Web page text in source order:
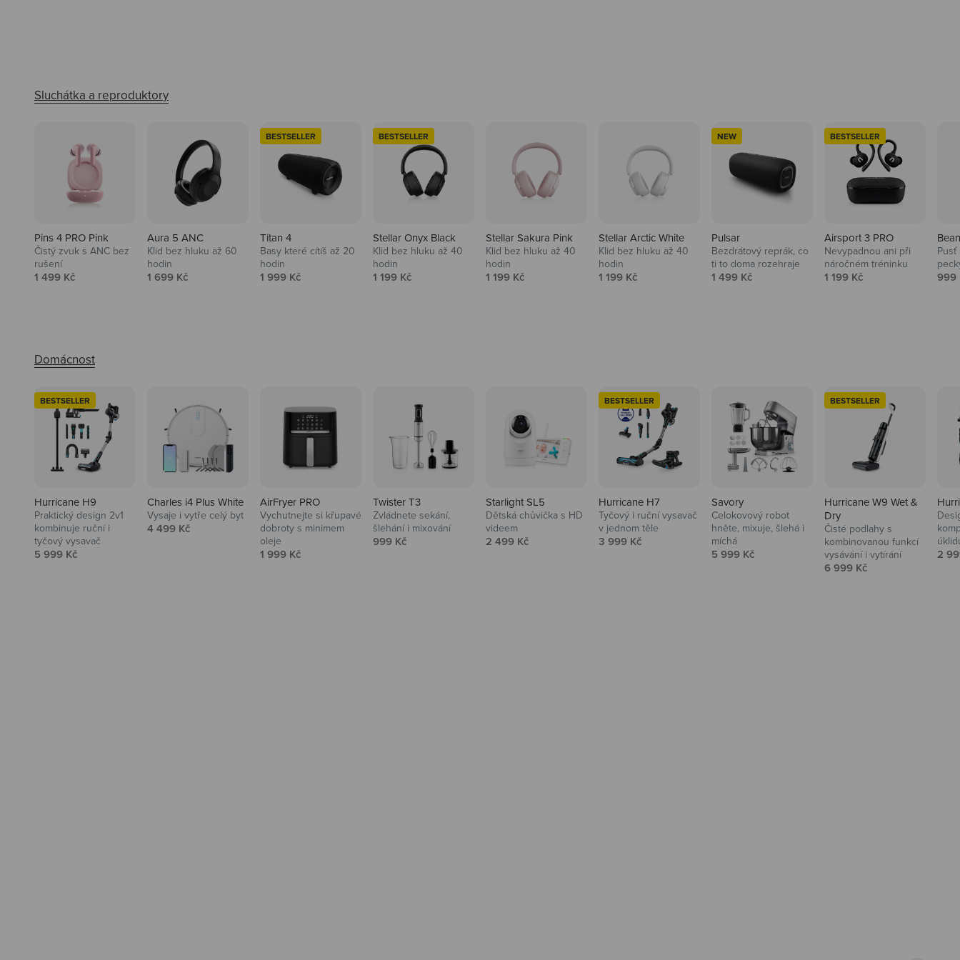
Pins 4 PRO Pink
Čistý zvuk s ANC bez
rušení
Prodejní cena
1 499 Kč
Aura 5 ANC
Klid bez hluku až 60
hodin
Prodejní cena
1 699 Kč
BESTSELLER
Titan 4
Basy které cítíš až 20
hodin
Prodejní cena
1 999 Kč
BESTSELLER
Stellar Onyx Black
Klid bez hluku až 40
hodin
Prodejní cena
1 199 Kč
Stellar Sakura Pink
Klid bez hluku až 40
hodin
Prodejní cena
1 199 Kč
Stellar Arctic White
Klid bez hluku až 40
hodin
Prodejní cena
1 199 Kč
NEW
Pulsar
Bezdrátový reprák, co
ti to doma rozehraje
Prodejní cena
1 499 Kč
BESTSELLER
Airsport 3 PRO
Nevypadnou ani při
náročném tréninku
Prodejní cena
1 199 Kč 999
BESTSELLER
Hurricane H9
Praktický design 2v1
kombinuje ruční i
tyčový vysavač
Prodejní cena
5 999 Kč
Charles i4 Plus White
Vysaje i vytře celý byt
Prodejní cena
4 499 Kč
AirFryer PRO
Vychutnejte si křupavé
dobroty s minimem
oleje
Prodejní cena
1 999 Kč
Twister T3
Zvládnete sekání,
šlehání i mixování
Prodejní cena
999 Kč
Starlight SL5
Dětská chůvička s HD
videem
Prodejní cena
2 499 Kč
BESTSELLER
Hurricane H7
Tyčový i ruční vysavač
v jednom těle
Prodejní cena
3 999 Kč
Savory
Celokovový robot
hněte, mixuje, šlehá i
míchá
Prodejní cena
5 999 Kč
BESTSELLER
Hurricane W9 Wet &
Dry
Čisté podlahy s
kombinovanou funkcí
vysávání i vytírání
Prodejní cena
6 999 Kč
2
Audio
Niceboy sluchátka a repráky ti
padnou do noty.
Domácnost
Vysavače, parťáci do kuchyně i